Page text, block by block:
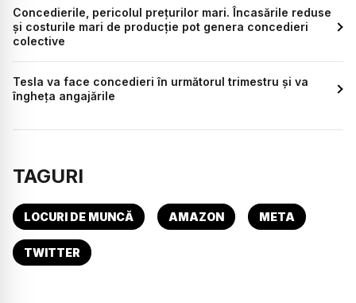
Concedierile, pericolul prețurilor mari. Încasările reduse
și costurile mari de producție pot genera concedieri
colective
Tesla va face concedieri în următorul trimestru și va
îngheța angajările
TAGURI
LOCURI DE MUNCĂ AMAZON META
TWITTER